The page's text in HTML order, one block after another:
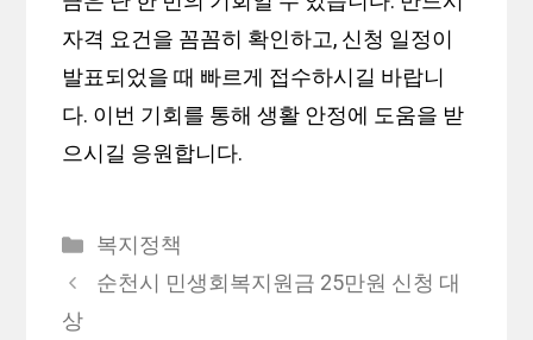
자격 요건을 꼼꼼히 확인하고, 신청 일정이
발표되었을 때 빠르게 접수하시길 바랍니
다. 이번 기회를 통해 생활 안정에 도움을 받
으시길 응원합니다.
카
테
복지정책
순천시 민생회복지원금 25만원 신청 대
상